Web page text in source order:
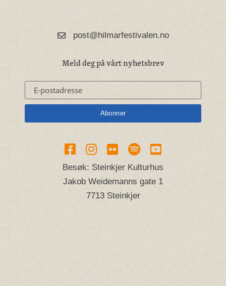
post@hilmarfestivalen.no
Meld deg på vårt nyhetsbrev
Besøk: Steinkjer Kulturhus
Jakob Weidemanns gate 1
7713 Steinkjer